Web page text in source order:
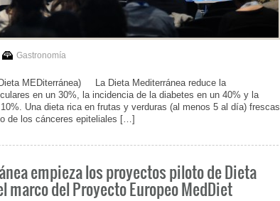
Gastronomía
MEDiterránea) La Dieta Mediterránea reduce la
en un 30%, la incidencia de la diabetes en un 40% y la
Una dieta rica en frutas y verduras (al menos 5 al día) frescas
de los cánceres epiteliales […]
empieza los proyectos piloto de Dieta
marco del Proyecto Europeo MedDiet